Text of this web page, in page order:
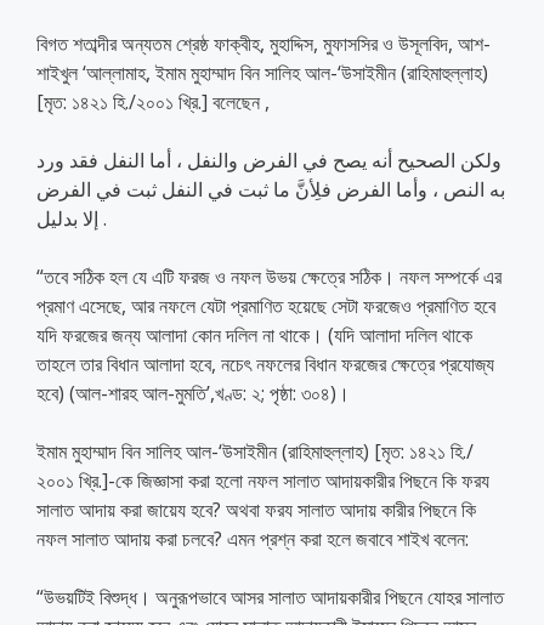
বিগত শতাব্দীর অন্যতম শ্রেষ্ঠ ফাক্বীহ, মুহাদ্দিস, মুফাসসির ও উসূলবিদ, আশ-
শাইখুল ‘আল্লামাহ, ইমাম মুহাম্মাদ বিন সালিহ আল-‘উসাইমীন (রাহিমাহুল্লাহ)
[মৃত: ১৪২১ হি./২০০১ খ্রি.] বলেছেন ,
ولكن الصحيح أنه يصح في الفرض والنفل ، أما النفل فقد ورد
به النص ، وأما الفرض فلِأنَّ ما ثبت في النفل ثبت في الفرض
إلا بدليل .
“তবে সঠিক হল যে এটি ফরজ ও নফল উভয় ক্ষেত্রে সঠিক। নফল সম্পর্কে এর
প্রমাণ এসেছে, আর নফলে যেটা প্রমাণিত হয়েছে সেটা ফরজেও প্রমাণিত হবে
যদি ফরজের জন্য আলাদা কোন দলিল না থাকে। (যদি আলাদা দলিল থাকে
তাহলে তার বিধান আলাদা হবে, নচেৎ নফলের বিধান ফরজের ক্ষেত্রে প্রযোজ্য
হবে) (আল-শারহ আল-মুমতি’,খণ্ড: ২; পৃষ্ঠা: ৩০৪)।
ইমাম মুহাম্মাদ বিন সালিহ আল-‘উসাইমীন (রাহিমাহুল্লাহ) [মৃত: ১৪২১ হি./
২০০১ খ্রি.]-কে জিজ্ঞাসা করা হলো নফল সালাত আদায়কারীর পিছনে কি ফরয
সালাত আদায় করা জায়েয হবে? অথবা ফরয সালাত আদায় কারীর পিছনে কি
নফল সালাত আদায় করা চলবে? এমন প্রশ্ন করা হলে জবাবে শাইখ বলেন:
“উভয়টিই বিশুদ্ধ। অনুরূপভাবে আসর সালাত আদায়কারীর পিছনে যোহর সালাত